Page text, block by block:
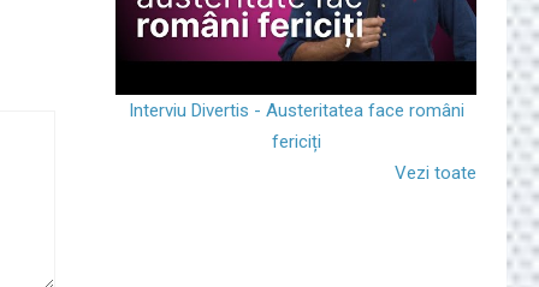
Interviu Divertis - Austeritatea face români
fericiți
Vezi toate